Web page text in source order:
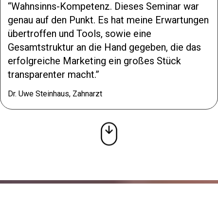
Wahnsinns-Kompetenz. Dieses Seminar war
genau auf den Punkt. Es hat meine Erwartungen
übertroffen und Tools, sowie eine
Gesamtstruktur an die Hand gegeben, die das
erfolgreiche Marketing ein großes Stück
transparenter macht.
Dr. Uwe Steinhaus, Zahnarzt